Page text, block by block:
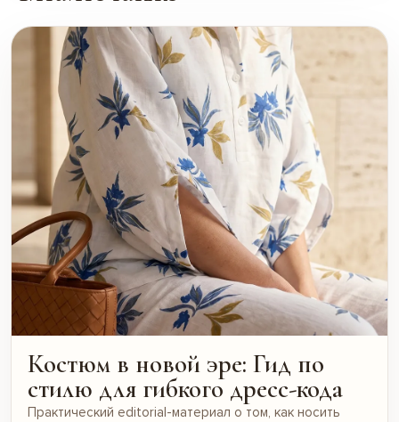
Костюм в новой эре: Гид по
стилю для гибкого дресс-кода
Практический editorial-материал о том, как носить